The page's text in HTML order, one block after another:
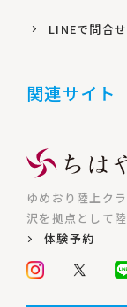
LINEで問合せ
関連サイト
ゆめおり陸上ク
沢を拠点として
体験予約